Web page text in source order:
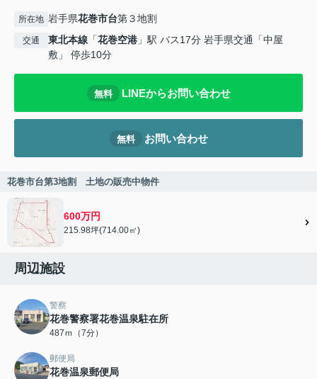
所在地 岩手県花巻市台第３地割
交通 東北本線 「花巻空港 」駅 バス17分 岩手県交通「中屋
敷」 停歩10分
無料 LINEからお問い合わせ
無料 お問い合わせ
花巻市台第3地割 土地の販売中物件
600万円
215.98坪(714.00㎡)
周辺施設
警察
花巻警察署花巻温泉駐在所
487ｍ（7分）
郵便局
花巻温泉郵便局